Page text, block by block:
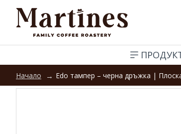
Начало Edo тампер – черна дръжка |